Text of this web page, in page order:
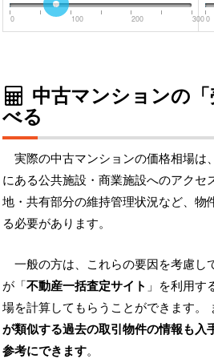
0 100 200 3000
中古マンションの
べる
実際の中古マンションの価格相場は
にある公共施設・商業施設へのアクセ
地・共有部分の維持管理状況など、物
る必要があります。
一般の方は、これらの要因を考慮し
が「不動産一括査定サイト 」を利用す
場を計算してもらうことができます。
が類似する過去の取引物件の情報も入
参考にできます。